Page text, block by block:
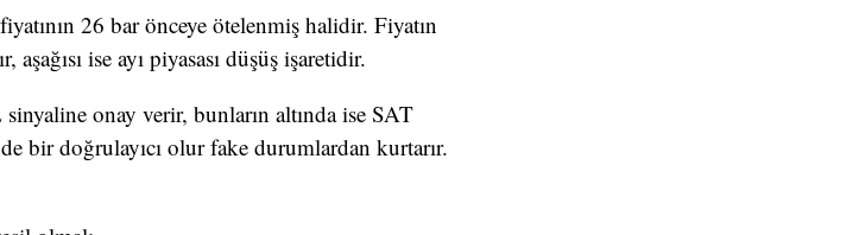
26 bar önceye ötelenmiş halidir. Fiyatın
ise ayı piyasası düşüş işaretidir.
onay verir, bunların altında ise SAT
bir doğrulayıcı olur fake durumlardan kurtarır.